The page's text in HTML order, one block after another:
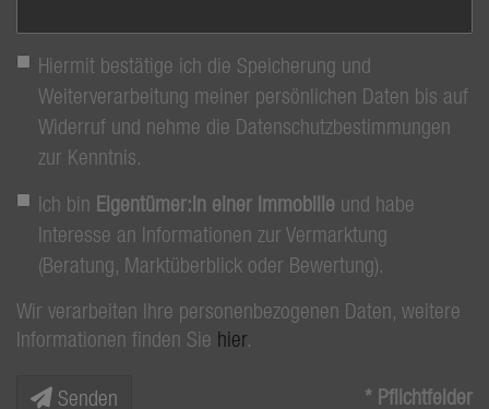
Hiermit bestätige ich die Speicherung und
Weiterverarbeitung meiner persönlichen Daten bis auf
Widerruf und nehme die Datenschutzbestimmungen
zur Kenntnis.
Ich bin Eigentümer:in einer Immobilie und habe
Interesse an Informationen zur Vermarktung
(Beratung, Marktüberblick oder Bewertung).
Wir verarbeiten Ihre personenbezogenen Daten, weitere
Informationen finden Sie hier.
Senden * Pflichtfelder